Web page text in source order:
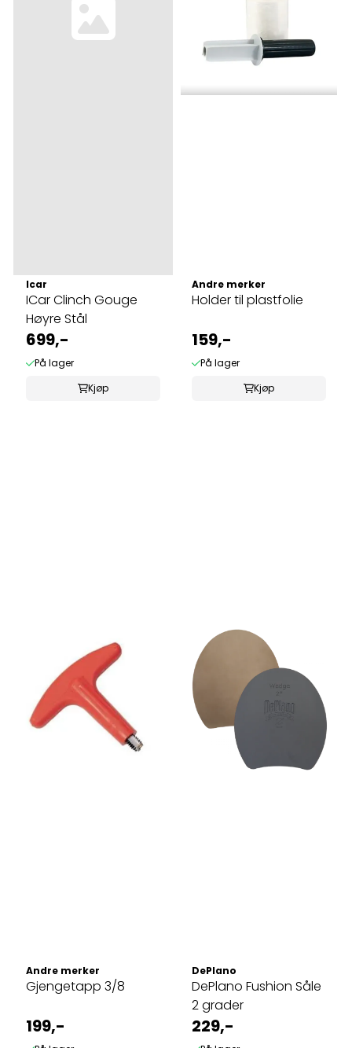
Icar
ICar Clinch Gouge
Høyre Stål
699,-
På lager
Kjøp
Andre merker
Holder til plastfolie
159,-
På lager
Kjøp
Andre merker
Gjengetapp 3/8
199,-
DePlano
DePlano Fushion Såle
2 grader
229,-